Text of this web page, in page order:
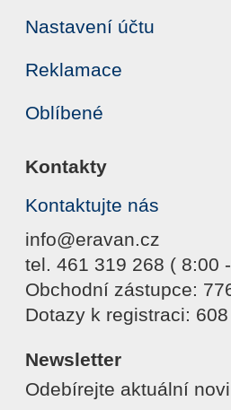
Nastavení účtu
Reklamace
Oblíbené
Kontakty
Kontaktujte nás
info@eravan.cz
tel. 461 319 268 ( 8:00
Obchodní zástupce:
Dotazy k registraci:
Newsletter
Odebírejte aktuální